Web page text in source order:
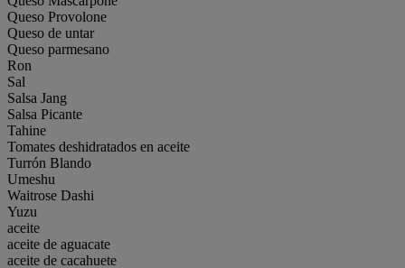
Queso Provolone
Queso de untar
Queso parmesano
Ron
Sal
Salsa Jang
Salsa Picante
Tahine
Tomates deshidratados en aceite
Turrón Blando
Umeshu
Waitrose Dashi
Yuzu
aceite
aceite de aguacate
aceite de cacahuete